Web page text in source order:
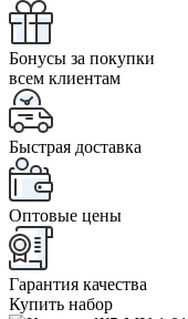
Бонусы за покупки
всем клиентам
Быстрая доставка
Оптовые цены
Гарантия качества
Купить набор